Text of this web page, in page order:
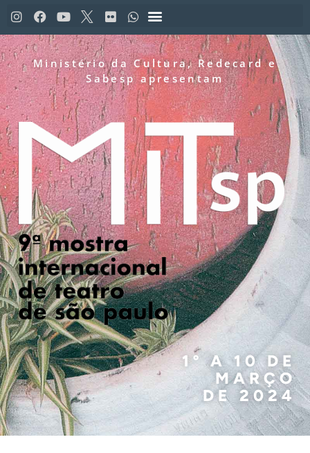
conteúdo
Ministério da Cultura, Redecard e
Sabesp apresentam
1º A 10 DE
MARÇO
DE 2024